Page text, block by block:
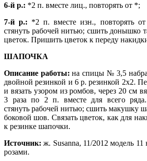
6-й р.: *2 п. вместе лиц., повторять от *;
7-й р.: *2 п. вместе изн., повторять
стянуть рабочей нитью; сшить донышко
цветок. Пришить цветок к переду
ШАПОЧКА
Описание работы: на спицы № 3,5
двойной резинкой и 6 р. резинкой 2х2.
и вязать узором из ромбов, через 20 см
3 раза по 2 п. вместе для всего
стянуть рабочей нитью; сшить макушку
боковой шов. Связать цветок, как для
к резинке шапочки.
Источник: ж. Susanna, 11/2012 модель
розами.